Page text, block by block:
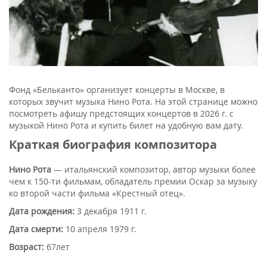
Фонд «Бельканто» организует концерты в Москве, в
которых звучит музыка Нино Рота. На этой странице можно
посмотреть афишу предстоящих концертов в 2026 г. с
музыкой Нино Рота и купить билет на удобную вам дату.
Краткая биография композитора
Нино Рота — итальянский композитор, автор музыки более
чем к 150-ти фильмам, обладатель премии Оскар за музыку
ко второй части фильма «Крестный отец».
Дата рождения: 3 декабря 1911 г.
Дата смерти: 10 апреля 1979 г.
Возраст: 67лет